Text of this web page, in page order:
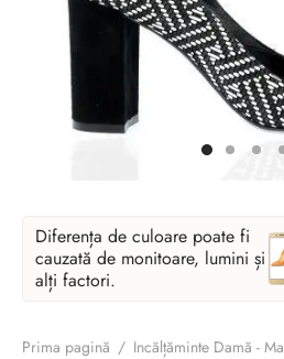
Diferența de culoare poate fi
cauzată de monitoare, lumini și
alți factori.
Prima pagină / Incălțăminte Damă -